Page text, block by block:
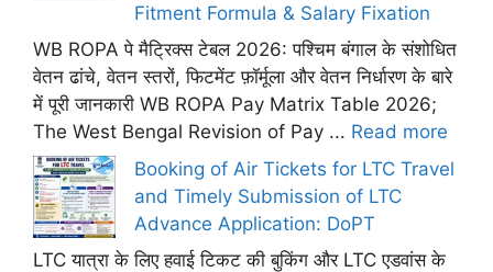
Fitment Formula & Salary Fixation
WB ROPA पे मैट्रिक्स टेबल 2026: पश्चिम बंगाल के संशोधित
वेतन ढांचे, वेतन स्तरों, फिटमेंट फ़ॉर्मूला और वेतन निर्धारण के बारे
में पूरी जानकारी WB ROPA Pay Matrix Table 2026;
The West Bengal Revision of Pay ... Read more
Booking of Air Tickets for LTC Travel
and Timely Submission of LTC
Advance Application: DoPT
LTC यात्रा के लिए हवाई टिकट की बुकिंग और LTC एडवांस के